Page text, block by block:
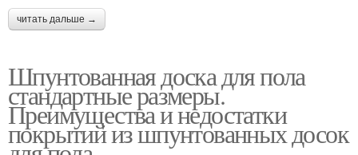
читать дальше →
Шпунтованная доска для пола
стандартные размеры.
Преимущества и недостатки
покрытий из шпунтованных досок